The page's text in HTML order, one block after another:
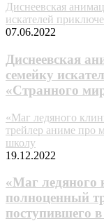
Диснеевская
искателей
07.06.2022
Диснеевская
семейку
«Странного
«Маг ледяного
трейлер аниме про
школу
19.12.2022
«Маг ледяного
полноценный
поступившего